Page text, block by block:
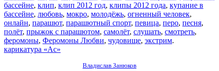
бассейне, клип, клип 2012 год, клипы 2012 года, купание в
бассейне, любовь, мокро, молодёжь, огненный человек,
онлайн, парашют, парашютный спорт, певица, перо, песня,
полёт, прыжок с парашютом, самолёт, слушать, смотреть,
феромоны, Феромоны Любви, чудовище, экстрим.
карикатура «Ас»
Владислав Занюков